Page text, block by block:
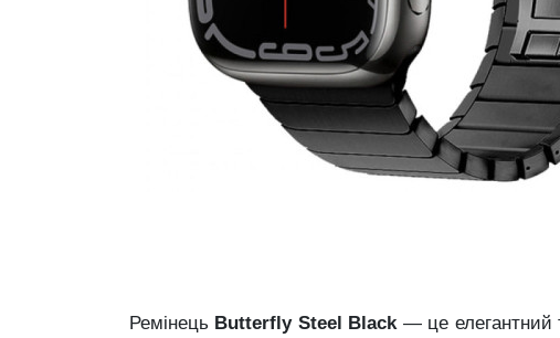
Ремінець Butterfly Steel Black— це елегантний